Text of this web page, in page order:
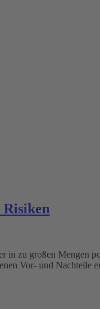
in zu großen Mengen
Vor- und